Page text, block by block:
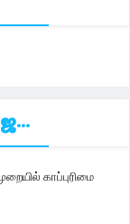
காப்புரிமை